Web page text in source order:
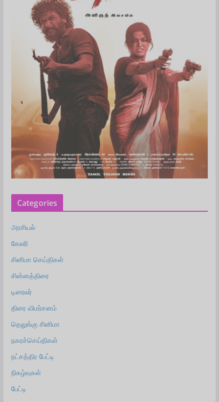
Categories
அரசியல்
கேலரி
சினிமா செய்திகள்
சின்னத்திரை
டிரைலர்
திரை விமர்சனம்
தெலுங்கு சினிமா
நகரச்செய்திகள்
நட்சத்திர பேட்டி
நிகழ்வுகள்
பேட்டி